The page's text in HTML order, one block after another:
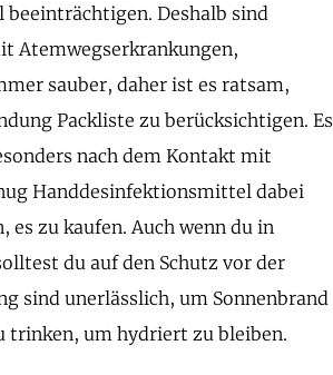
Deshalb sind
Atemwegserkrankungen,
sauber, daher ist es ratsam,
Packliste zu berücksichtigen. Es
nach dem Kontakt mit
Handdesinfektionsmittel dabei
es zu kaufen. Auch wenn du in
du auf den Schutz vor der
sind unerlässlich, um Sonnenbrand
trinken, um hydriert zu bleiben.